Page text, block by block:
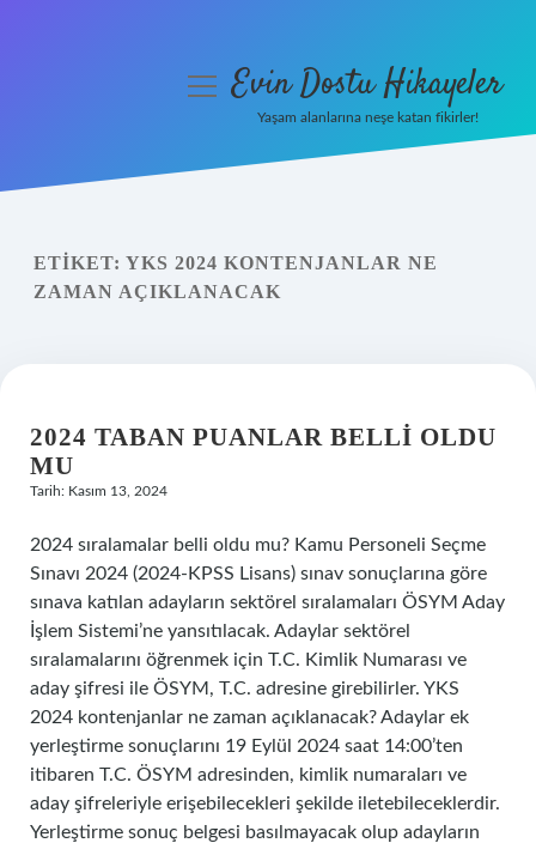
Yasal Uyarı
menüyüEvin Dostu Hikayeler
Yaşam alanlarına neşe katan fikirler!
ETIKET: YKS 2024 KONTENJANLAR NE
ZAMAN AÇIKLANACAK
2024 TABAN PUANLAR BELLI OLDU
MU
Tarih: Kasım 13, 2024
2024 sıralamalar belli oldu mu? Kamu Personeli Seçme
Sınavı 2024 (2024-KPSS Lisans) sınav sonuçlarına göre
sınava katılan adayların sektörel sıralamaları ÖSYM Aday
İşlem Sistemi’ne yansıtılacak. Adaylar sektörel
sıralamalarını öğrenmek için T.C. Kimlik Numarası ve
aday şifresi ile ÖSYM, T.C. adresine girebilirler. YKS
2024 kontenjanlar ne zaman açıklanacak? Adaylar ek
yerleştirme sonuçlarını 19 Eylül 2024 saat 14:00’ten
itibaren T.C. ÖSYM adresinden, kimlik numaraları ve
aday şifreleriyle erişebilecekleri şekilde iletebileceklerdir.
Yerleştirme sonuç belgesi basılmayacak olup adayların